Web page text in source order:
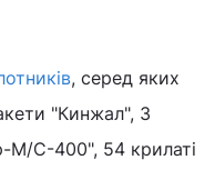
, серед яких
"Кинжал", 3
М/С-400", 54 крилаті